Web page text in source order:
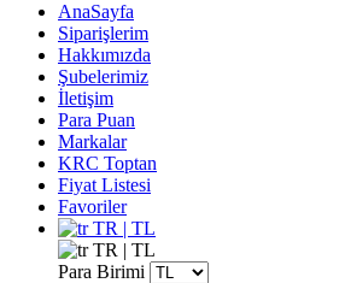
AnaSayfa
Siparişlerim
Hakkımızda
Şubelerimiz
İletişim
Para Puan
Markalar
KRC Toptan
Fiyat Listesi
Favoriler
TR | TL
TR | TL
Para Birimi